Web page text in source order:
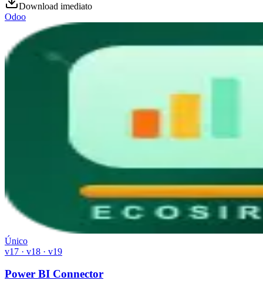
Download imediato
Odoo
Único
v17 · v18 · v19
Power BI Connector